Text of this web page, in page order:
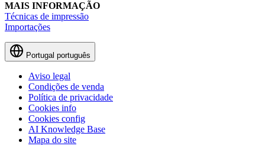
MAIS INFORMAÇÃO
Técnicas de impressão
Importações
Portugal português
Aviso legal
Condições de venda
Política de privacidade
Cookies info
Cookies config
AI Knowledge Base
Mapa do site